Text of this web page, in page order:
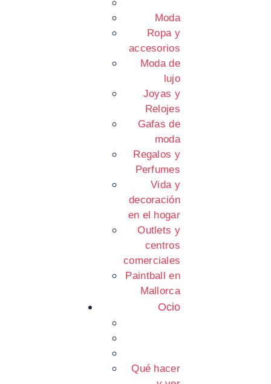
Moda
Ropa y
accesorios
Moda de
lujo
Joyas y
Relojes
Gafas de
moda
Regalos y
Perfumes
Vida y
decoración
en el hogar
Outlets y
centros
comerciales
Paintball en
Mallorca
Ocio
Qué hacer